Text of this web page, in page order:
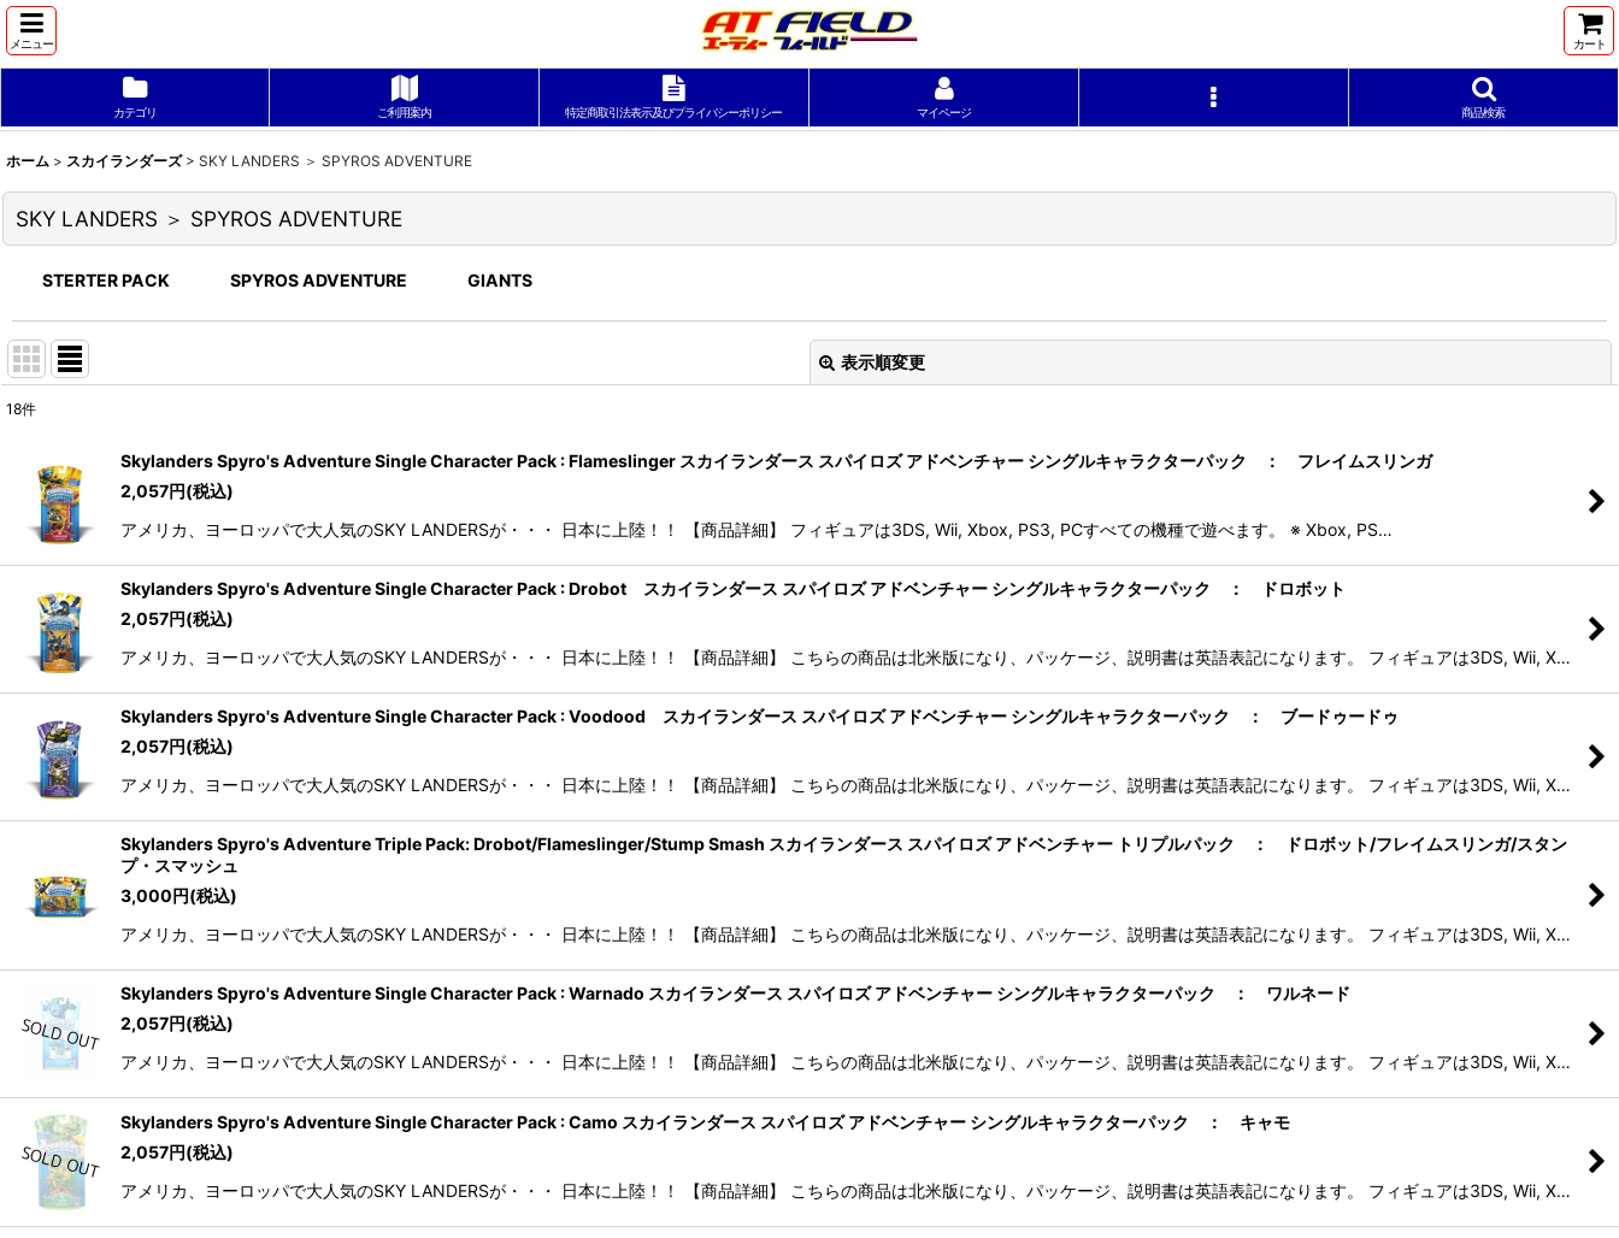
メニュー カート
カテゴリ ご利用案内 特定商取引法表示及びプライバシーポリシー マイページ 商品検索
ホーム > スカイランダーズ > SKY LANDERS ＞ SPYROS ADVENTURE
SKY LANDERS ＞ SPYROS ADVENTURE
STERTER PACK SPYROS ADVENTURE GIANTS
表示順変更
並び順:
絞り込む
18件
Skylanders Spyro's Adventure Single Character Pack : Flameslinger スカイランダース スパイロズ アドベンチャー シングルキャラクターパック ： フレイムスリンガ
2,057円(税込)
アメリカ、ヨーロッパで大人気のSKY LANDERSが・・・ 日本に上陸！！ 【商品詳細】 フィギュアは3DS, Wii, Xbox, PS3, PCすべての機種で遊べます。 ※ Xbox, PS…
Skylanders Spyro's Adventure Single Character Pack : Drobot スカイランダース スパイロズ アドベンチャー シングルキャラクターパック ： ドロボット
2,057円(税込)
アメリカ、ヨーロッパで大人気のSKY LANDERSが・・・ 日本に上陸！！ 【商品詳細】 こちらの商品は北米版になり、パッケージ、説明書は英語表記になります。 フィギュアは3DS, Wii, X…
Skylanders Spyro's Adventure Single Character Pack : Voodood スカイランダース スパイロズ アドベンチャー シングルキャラクターパック ： ブードゥードゥ
2,057円(税込)
アメリカ、ヨーロッパで大人気のSKY LANDERSが・・・ 日本に上陸！！ 【商品詳細】 こちらの商品は北米版になり、パッケージ、説明書は英語表記になります。 フィギュアは3DS, Wii, X…
Skylanders Spyro's Adventure Triple Pack: Drobot/Flameslinger/Stump Smash スカイランダース スパイロズ アドベンチャー トリプルパック ： ドロボット/フレイムスリンガ/スタン
プ・スマッシュ
3,000円(税込)
アメリカ、ヨーロッパで大人気のSKY LANDERSが・・・ 日本に上陸！！ 【商品詳細】 こちらの商品は北米版になり、パッケージ、説明書は英語表記になります。 フィギュアは3DS, Wii, X…
Skylanders Spyro's Adventure Single Character Pack : Warnado スカイランダース スパイロズ アドベンチャー シングルキャラクターパック ： ワルネード
2,057円(税込)
アメリカ、ヨーロッパで大人気のSKY LANDERSが・・・ 日本に上陸！！ 【商品詳細】 こちらの商品は北米版になり、パッケージ、説明書は英語表記になります。 フィギュアは3DS, Wii, X…
Skylanders Spyro's Adventure Single Character Pack : Camo スカイランダース スパイロズ アドベンチャー シングルキャラクターパック ： キャモ
2,057円(税込)
アメリカ、ヨーロッパで大人気のSKY LANDERSが・・・ 日本に上陸！！ 【商品詳細】 こちらの商品は北米版になり、パッケージ、説明書は英語表記になります。 フィギュアは3DS, Wii, X…